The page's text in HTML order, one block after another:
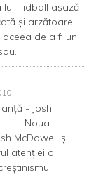
Tidball aşază
şi arzătoare
aceea de a fi un
Josh
Noua
McDowell şi
atenţiei o